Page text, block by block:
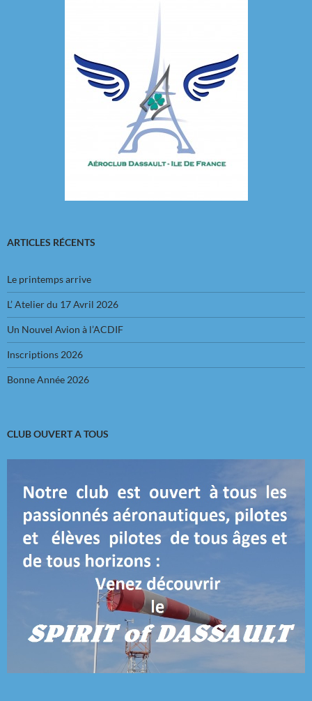
ARTICLES RÉCENTS
Le printemps arrive
L’ Atelier du 17 Avril 2026
Un Nouvel Avion à l’ACDIF
Inscriptions 2026
Bonne Année 2026
CLUB OUVERT A TOUS